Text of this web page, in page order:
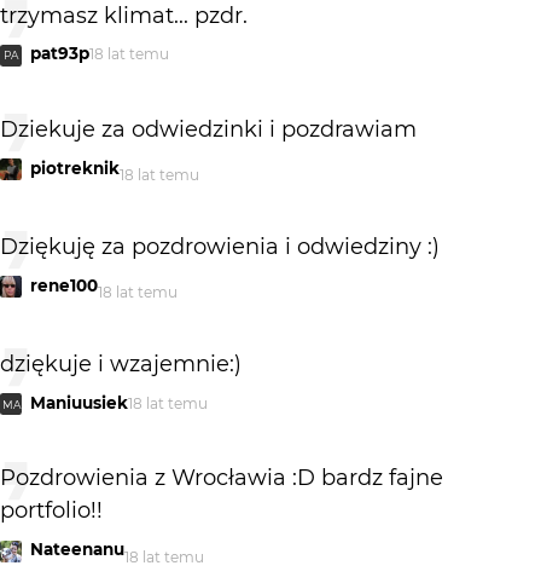
trzymasz klimat... pzdr.
PA pat93p18 lat temu
Dziekuje za odwiedzinki i pozdrawiam
piotreknik18 lat temu
Dziękuję za pozdrowienia i odwiedziny :)
rene10018 lat temu
dziękuje i wzajemnie:)
MA Maniuusiek18 lat temu
Pozdrowienia z Wrocławia :D bardz fajne
portfolio!!
Nateenanu18 lat temu